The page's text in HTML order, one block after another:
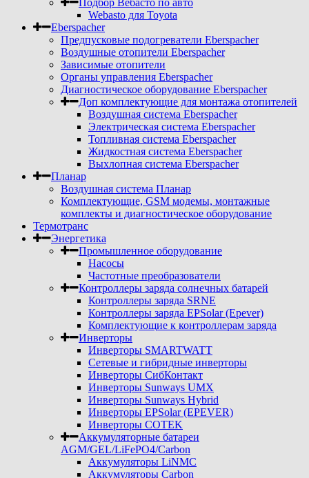
Webasto для Toyota
Eberspacher
Предпусковые подогреватели Eberspacher
Воздушные отопители Eberspacher
Зависимые отопители
Органы управления Eberspacher
Диагностическое оборудование Eberspacher
Доп комплектующие для монтажа отопителей
Воздушная система Eberspacher
Электрическая система Eberspacher
Топливная система Eberspacher
Жидкостная система Eberspacher
Выхлопная система Eberspacher
Планар
Воздушная система Планар
Комплектующие, GSM модемы, монтажные
комплекты и диагностическое оборудование
Термотранс
Энергетика
Промышленное оборудование
Насосы
Частотные преобразователи
Контроллеры заряда солнечных батарей
Контроллеры заряда SRNE
Контроллеры заряда EPSolar (Epever)
Комплектующие к контроллерам заряда
Инверторы
Инверторы SMARTWATT
Сетевые и гибридные инверторы
Инверторы СибКонтакт
Инверторы Sunways UMX
Инверторы Sunways Hybrid
Инверторы EPSolar (EPEVER)
Инверторы COTEK
Аккумуляторные батареи
AGM/GEL/LiFePO4/Carbon
Аккумуляторы LiNMC
Аккумуляторы Carbon